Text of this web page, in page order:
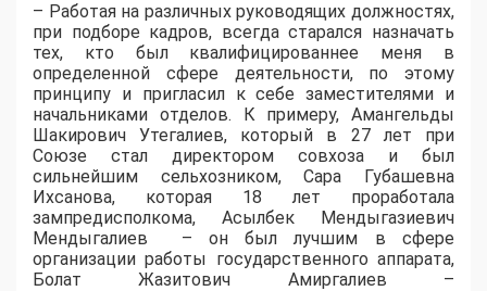
– Работая на различных руководящих должностях,
при подборе кадров, всегда старался назначать
тех, кто был квалифицированнее меня в
определенной сфере деятельности, по этому
принципу и пригласил к себе заместителями и
начальниками отделов. К примеру, Амангельды
Шакирович Утегалиев, который в 27 лет при
Союзе стал директором совхоза и был
сильнейшим сельхозником, Сара Губашевна
Ихсанова, которая 18 лет проработала
зампредисполкома, Асылбек Мендыгазиевич
Мендыгалиев – он был лучшим в сфере
организации работы государственного аппарата,
Болат Жазитович Амиргалиев –